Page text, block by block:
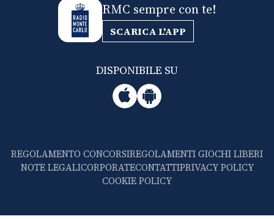
RMC sempre con te!
SCARICA L'APP
DISPONIBILE SU
REGOLAMENTO CONCORSIREGOLAMENTI GIOCHI LIBERI
NOTE LEGALICORPORATECONTATTIPRIVACY POLICY
COOKIE POLICY